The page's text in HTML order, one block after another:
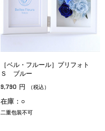
［ベル・フルール］プリフォト
Ｓ ブルー
9,790 円 （税込）
在庫：○
二重包装不可